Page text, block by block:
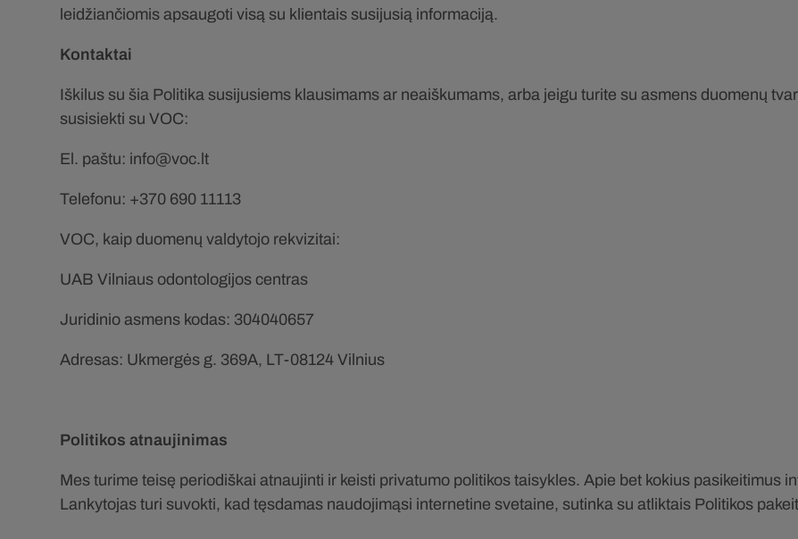
leidžiančiomis apsaugoti visą su klientais susijusią informaciją.
Kontaktai
Iškilus su šia Politika susijusiems klausimams ar neaiškumams, arba jeigu turite su asmens duomenų
susisiekti su VOC:
El. paštu: info@voc.lt
Telefonu: +370 690 11113
VOC, kaip duomenų valdytojo rekvizitai:
UAB Vilniaus odontologijos centras
Juridinio asmens kodas: 304040657
Adresas: Ukmergės g. 369A, LT-08124 Vilnius
Politikos atnaujinimas
Mes turime teisę periodiškai atnaujinti ir keisti privatumo politikos taisykles. Apie bet kokius pasikeitimus
Lankytojas turi suvokti, kad tęsdamas naudojimąsi internetine svetaine, sutinka su atliktais Politikos